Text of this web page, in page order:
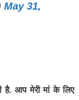
May 31,
है. आप मेरी मां के लिए